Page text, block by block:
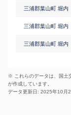
三浦郡葉山町 堀内
三浦郡葉山町 堀内
三浦郡葉山町 堀内
※ これらのデータは、国土
が作成しています。
データ更新日: 2025年10月